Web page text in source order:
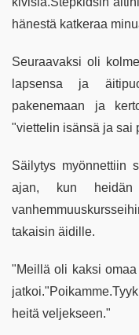
hänestä katkeraa
Seuraavaksi oli
lapsensa ja
pakenemaan ja
"viettelin isänsä ja sai
Säilytys myönnettiin
ajan, kun
takaisin äidille.
"Meillä oli kaksi
heitä veljekseen."